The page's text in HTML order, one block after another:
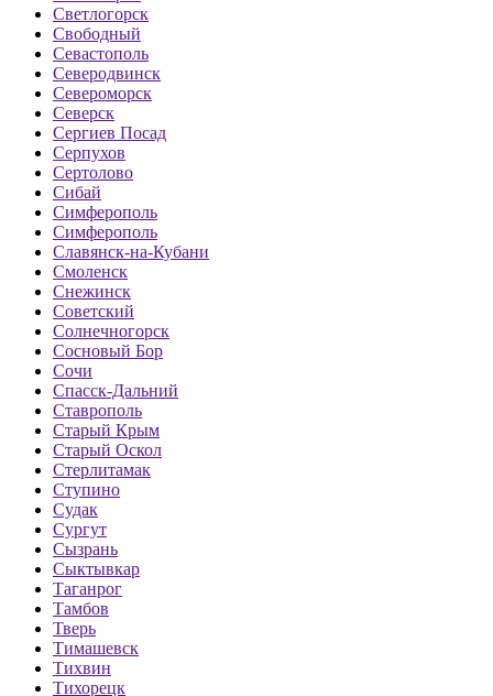
Светлогорск
Свободный
Севастополь
Северодвинск
Североморск
Северск
Сергиев Посад
Серпухов
Сертолово
Сибай
Симферополь
Симферополь
Славянск-на-Кубани
Смоленск
Снежинск
Советский
Солнечногорск
Сосновый Бор
Сочи
Спасск-Дальний
Ставрополь
Старый Крым
Старый Оскол
Стерлитамак
Ступино
Судак
Сургут
Сызрань
Сыктывкар
Таганрог
Тамбов
Тверь
Тимашевск
Тихвин
Тихорецк